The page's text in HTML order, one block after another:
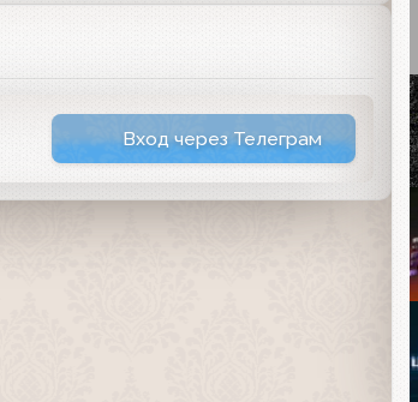
Вход через Телеграм